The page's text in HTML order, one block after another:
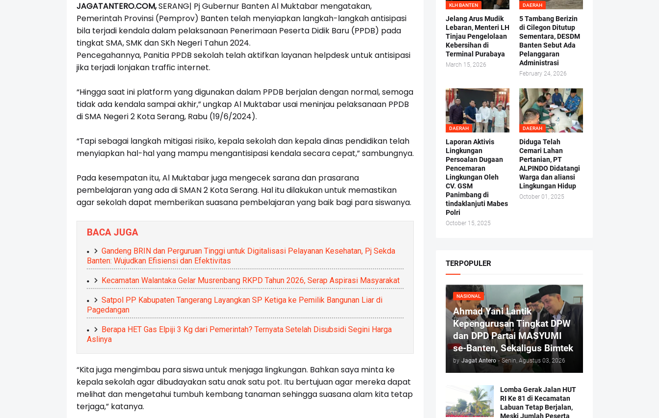
JAGATANTERO.COM,SERANG| Pj Gubernur Banten Al Muktabar mengatakan,
Pemerintah Provinsi (Pemprov) Banten telah menyiapkan langkah-langkah antisipasi
bila terjadi kendala dalam pelaksanaan Penerimaan Peserta Didik Baru (PPDB) pada
tingkat SMA, SMK dan SKh Negeri Tahun 2024.
Pencegahannya, Panitia PPDB sekolah telah aktifkan layanan helpdesk untuk antisipasi
jika terjadi lonjakan traffic internet.
“Hingga saat ini platform yang digunakan dalam PPDB berjalan dengan normal, semoga
tidak ada kendala sampai akhir,” ungkap Al Muktabar usai meninjau pelaksanaan PPDB
di SMA Negeri 2 Kota Serang, Rabu (19/6/2024).
“Tapi sebagai langkah mitigasi risiko, kepala sekolah dan kepala dinas pendidikan telah
menyiapkan hal-hal yang mampu mengantisipasi kendala secara cepat,” sambungnya.
Pada kesempatan itu, Al Muktabar juga mengecek sarana dan prasarana
pembelajaran yang ada di SMAN 2 Kota Serang. Hal itu dilakukan untuk memastikan
agar sekolah dapat memberikan suasana pembelajaran yang baik bagi para siswanya.
BACA JUGA
Gandeng BRIN dan Perguruan Tinggi untuk Digitalisasi Pelayanan Kesehatan, Pj Sekda
Banten: Wujudkan Efisiensi dan Efektivitas
Kecamatan Walantaka Gelar Musrenbang RKPD Tahun 2026, Serap Aspirasi Masyarakat
Satpol PP Kabupaten Tangerang Layangkan SP Ketiga ke Pemilik Bangunan Liar di
Pagedangan
Berapa HET Gas Elpiji 3 Kg dari Pemerintah? Ternyata Setelah Disubsidi Segini Harga
Aslinya
“Kita juga mengimbau para siswa untuk menjaga lingkungan. Bahkan saya minta ke
kepala sekolah agar dibudayakan satu anak satu pot. Itu bertujuan agar mereka dapat
melihat dan mengetahui tumbuh kembang tanaman sehingga suasana alam kita tetap
terjaga,” katanya.
KLH BANTEN
Jelang Arus Mudik
Lebaran, Menteri LH
Tinjau Pengelolaan
Kebersihan di
Terminal Purabaya
March 15, 2026
DAERAH
5 Tambang Berizin
di Cilegon Ditutup
Sementara, DESDM
Banten Sebut Ada
Pelanggaran
Administrasi
February 24, 2026
DAERAH
Laporan Aktivis
Lingkungan
Persoalan Dugaan
Pencemaran
Lingkungan Oleh
CV. GSM
Panimbang di
tindaklanjuti Mabes
Polri
October 15, 2025
DAERAH
Diduga Telah
Cemari Lahan
Pertanian, PT
ALPINDO Didatangi
Warga dan aliansi
Lingkungan Hidup
October 01, 2025
TERPOPULER
NASIONAL
Ahmad Yani Lantik
Kepengurusan Tingkat DPW
dan DPD Partai MASYUMI
se-Banten, Sekaligus Bimtek
by Jagat Antero - Senin, Agustus 03, 2026
Lomba Gerak Jalan HUT
RI Ke 81 di Kecamatan
Labuan Tetap Berjalan,
Meski Jumlah Peserta